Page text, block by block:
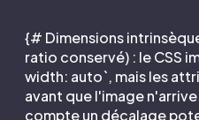
{# Dimensions
ratio conservé) : le CSS
width: auto`, mais les
avant que l'image
compte un décalage